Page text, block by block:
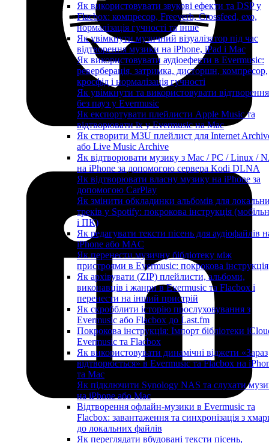
Як використовувати звукові ефекти та DSP у
Flacbox: компресор, Freeverb, Crossfeed, ехо,
нормалізація гучності та інше
Як увімкнути музичний візуалізатор під час
відтворення музики на iPhone, iPad і Mac
Як використовувати аудіоефекти в Evermusic:
реверберація, затримка, дисторшн, компресор,
кросфід і нормалізація гучності
Як увімкнути та використовувати відтворення
без пауз у Evermusic
Як експортувати плейлисти Apple Music та
відтворювати їх у Evermusic на Mac
Як створити M3U плейлист для Internet
або Live Music Archive
Як відтворювати музику з Mac / PC / Linux /
на iPhone за допомогою сервера Kodi DLNA
Як відтворювати власну музику на iPhone за
допомогою CarPlay
Як змінити обкладинки альбомів для
треків у Spotify: покрокова інструкція
і ПК)
Як редагувати тексти пісень для аудіофайлів
iPhone або MAC
Як перенести музичну бібліотеку між
пристроями в Evermusic: покрокова інструкція
Як архівувати (ZIP) плейлисти, альбоми,
виконавців і жанри в Evermusic та Flacbox і
перенести на інший пристрій
Як скробблити історію прослуховування з
Evermusic або Flacbox до Last.fm
Покрокова інструкція: Імпорт бібліотеки
Evermusic та Flacbox
Як використовувати динамічні віджети «Зараз
відтворюється» в Evermusic та Flacbox на
та Mac
Як підключити Synology NAS та слухати
на iPhone або Mac
Відтворення офлайн-музики в Evermusic та
Flacbox: завантаження та синхронізація з
до локальних файлів
Як переглядати вбудовані тексти пісень,